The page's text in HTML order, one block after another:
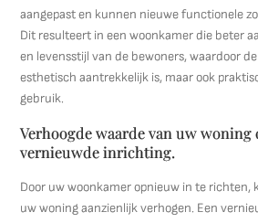
aangepast en kunnen nieuwe functionele
Dit resulteert in een woonkamer die beter
en levensstijl van de bewoners, waardoor
esthetisch aantrekkelijk is, maar ook
gebruik.
Verhoogde waarde van uw woning
vernieuwde inrichting.
Door uw woonkamer opnieuw in te richten,
uw woning aanzienlijk verhogen. Een